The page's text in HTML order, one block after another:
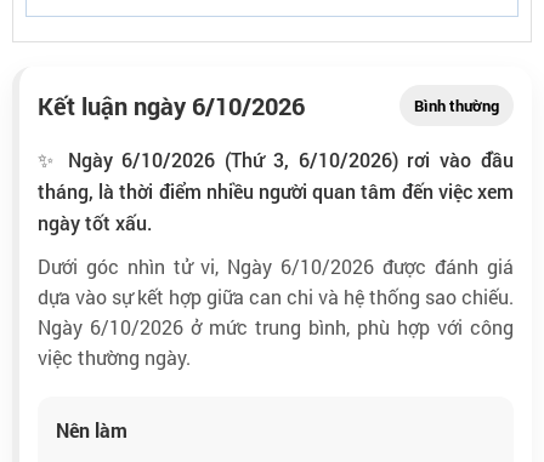
Kết luận ngày 6/10/2026 Bình thường
✨ Ngày 6/10/2026 (Thứ 3, 6/10/2026) rơi vào đầu
tháng, là thời điểm nhiều người quan tâm đến việc xem
ngày tốt xấu.
Dưới góc nhìn tử vi, Ngày 6/10/2026 được đánh giá
dựa vào sự kết hợp giữa can chi và hệ thống sao chiếu.
Ngày 6/10/2026 ở mức trung bình, phù hợp với công
việc thường ngày.
Nên làm